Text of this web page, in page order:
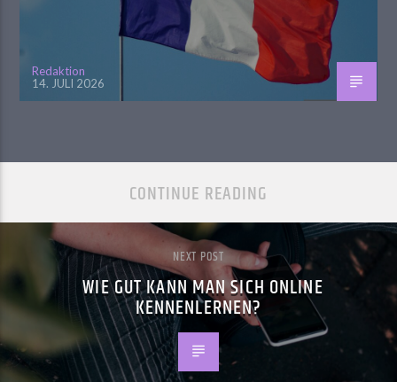
Redaktion
14. JULI 2026
CONTINUE READING
NEXT POST
WIE GUT KANN MAN SICH ONLINE
KENNENLERNEN?